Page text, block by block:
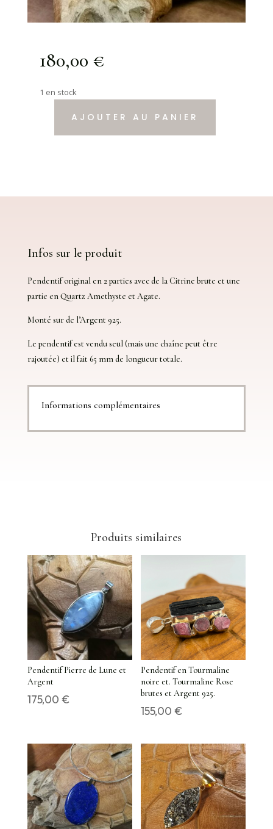
180,00 €
1 en stock
quantité
AJOUTER AU PANIER
Infos sur le produit
Pendentif original en 2 parties avec de la Citrine brute et une
partie en Quartz Amethyste et Agate.
Monté sur de l’Argent 925.
Le pendentif est vendu seul (mais une chaîne peut être
rajoutée) et il fait 65 mm de longueur totale.
Informations complémentaires
Produits similaires
Pendentif Pierre de Lune et
Argent
175,00 €
Pendentif en Tourmaline
noire et. Tourmaline Rose
brutes et Argent 925.
155,00€